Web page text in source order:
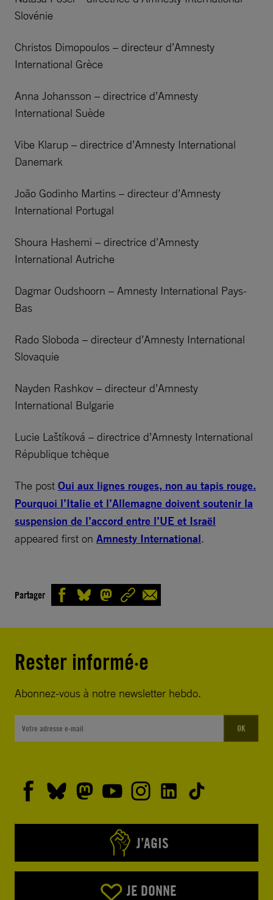
Slovénie
Christos Dimopoulos – directeur d’Amnesty
International Grèce
Anna Johansson – directrice d’Amnesty
International Suède
Vibe Klarup – directrice d’Amnesty International
Danemark
João Godinho Martins – directeur d’Amnesty
International Portugal
Shoura Hashemi – directrice d’Amnesty
International Autriche
Dagmar Oudshoorn – Amnesty International Pays-
Bas
Rado Sloboda – directeur d’Amnesty International
Slovaquie
Nayden Rashkov – directeur d’Amnesty
International Bulgarie
Lucie Laštíková – directrice d’Amnesty International
République tchèque
The post Oui aux lignes rouges, non au tapis rouge.
Pourquoi l’Italie et l’Allemagne doivent soutenir la
suspension de l’accord entre l’UE et Israël
appeared first on Amnesty International.
Partager
Rester informé·e
Abonnez-vous à notre newsletter hebdo.
OK
J’AGIS
JE DONNE